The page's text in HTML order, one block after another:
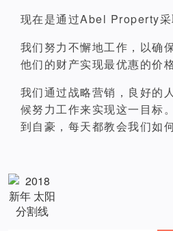
现在是通过Abel Property采
我们努力不懈地工作，以确
他们的财产实现最优惠的价格
我们通过战略营销，良好的
候努力工作来实现这一目标
到自豪，每天都教会我们如